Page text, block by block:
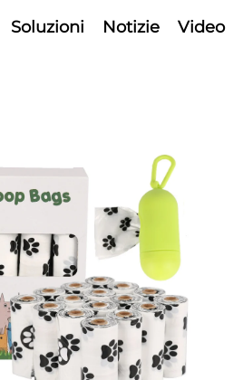
Soluzioni Notizie Video